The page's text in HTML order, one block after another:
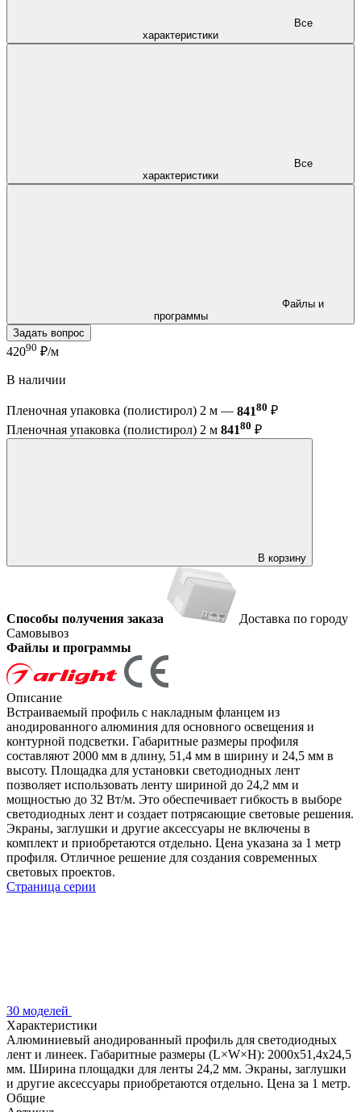
характеристики
характеристики
программы
Задать вопрос
42090 ₽/м
В наличии
Пленочная упаковка (полистирол) 2 м — 84180 ₽
Пленочная упаковка (полистирол) 2 м 84180 ₽
В корзину
Способы получения заказа
Доставка по городу
Самовывоз
Файлы и программы
Описание
Встраиваемый профиль с накладным фланцем из
анодированного алюминия для основного освещения и
контурной подсветки. Габаритные размеры профиля
составляют 2000 мм в длину, 51,4 мм в ширину и 24,5 мм в
высоту. Площадка для установки светодиодных лент
позволяет использовать ленту шириной до 24,2 мм и
мощностью до 32 Вт/м. Это обеспечивает гибкость в выборе
светодиодных лент и создает потрясающие световые решения.
Экраны, заглушки и другие аксессуары не включены в
комплект и приобретаются отдельно. Цена указана за 1 метр
профиля. Отличное решение для создания современных
световых проектов.
Страница серии
30 моделей
Характеристики
Алюминиевый анодированный профиль для светодиодных
лент и линеек. Габаритные размеры (L×W×H): 2000x51,4x24,5
мм. Ширина площадки для ленты 24,2 мм. Экраны, заглушки
и другие аксессуары приобретаются отдельно. Цена за 1 метр.
Общие